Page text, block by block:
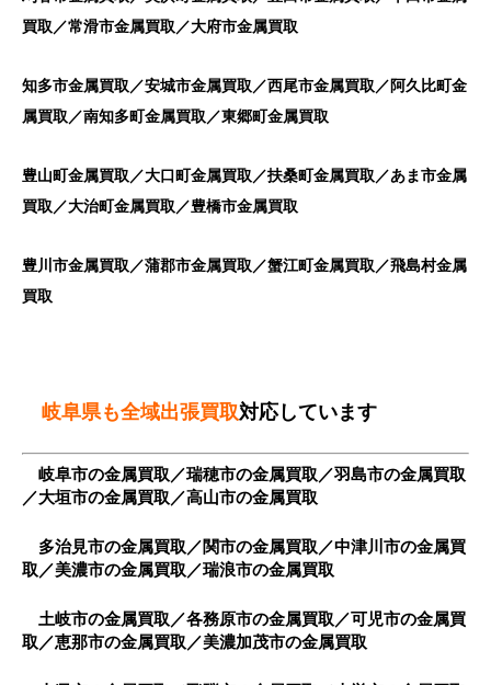
買取／常滑市金属買取／大府市金属買取
知多市金属買取／安城市金属買取／西尾市金属買取／阿久比町金
属買取／南知多町金属買取／東郷町金属買取
豊山町金属買取／大口町金属買取／扶桑町金属買取／あま市金属
買取／大治町金属買取／豊橋市金属買取
豊川市金属買取／蒲郡市金属買取／蟹江町金属買取／飛島村金属
買取
岐阜県も全域出張買取対応しています
岐阜市の金属買取／瑞穂市の金属買取／羽島市の金属買取
／大垣市の金属買取／高山市の金属買取
多治見市の金属買取／関市の金属買取／中津川市の金属買
取／美濃市の金属買取／瑞浪市の金属買取
土岐市の金属買取／各務原市の金属買取／可児市の金属買
取／恵那市の金属買取／美濃加茂市の金属買取